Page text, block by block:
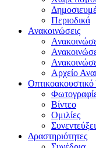
Περιοδικά
Ανακοινώσεις
Αρχείο
Βίντεο
Ομιλίες
Δραστηριότητες